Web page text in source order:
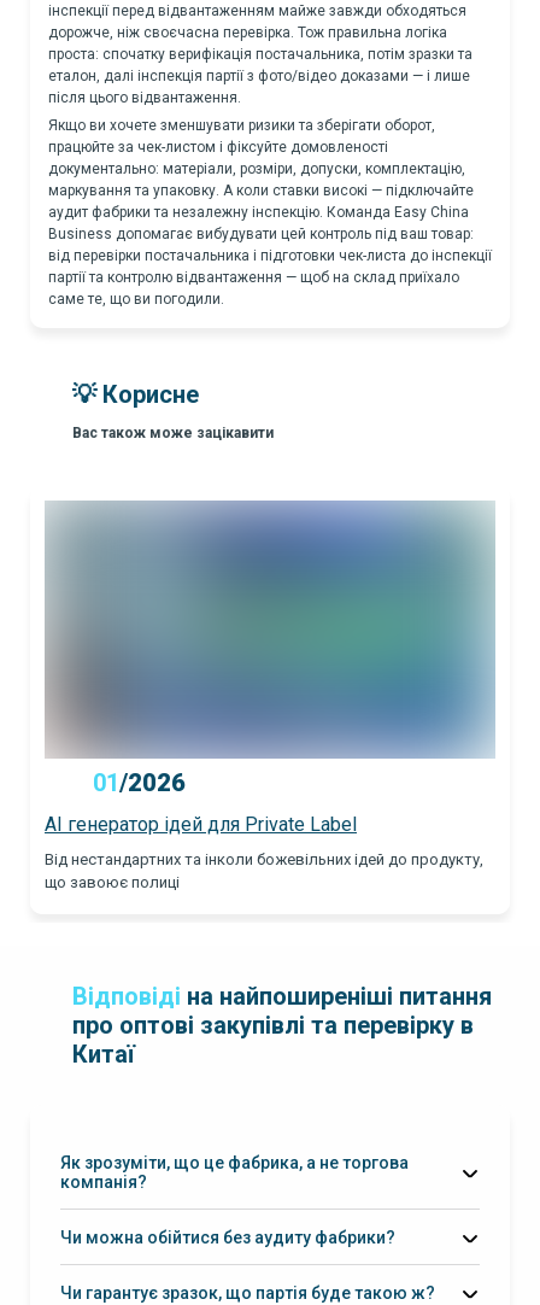
інспекції перед відвантаженням майже завжди обходяться
дорожче, ніж своєчасна перевірка. Тож правильна логіка
проста: спочатку верифікація постачальника, потім зразки та
еталон, далі інспекція партії з фото/відео доказами — і лише
після цього відвантаження.
Якщо ви хочете зменшувати ризики та зберігати оборот,
працюйте за чек-листом і фіксуйте домовленості
документально: матеріали, розміри, допуски, комплектацію,
маркування та упаковку. А коли ставки високі — підключайте
аудит фабрики та незалежну інспекцію. Команда Easy China
Business допомагає вибудувати цей контроль під ваш товар:
від перевірки постачальника і підготовки чек-листа до інспекції
партії та контролю відвантаження — щоб на склад приїхало
саме те, що ви погодили.
💡 Корисне
Вас також може зацікавити
01/2026
AI генератор ідей для Private Label
Від нестандартних та інколи божевільних ідей до продукту,
що завоює полиці
Відповіді на найпоширеніші питання
про оптові закупівлі та перевірку в
Китаї
Як зрозуміти, що це фабрика, а не торгова
компанія?
Чи можна обійтися без аудиту фабрики?
Чи гарантує зразок, що партія буде такою ж?